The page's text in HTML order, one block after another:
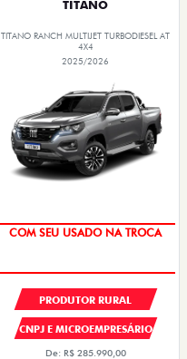
TITANO
TITANO RANCH MULTIJET TURBODIESEL AT
4X4
2025/2026
COM SEU USADO NA TROCA
PRODUTOR RURAL
CNPJ E MICROEMPRESÁRIO
De: R$ 285.990,00